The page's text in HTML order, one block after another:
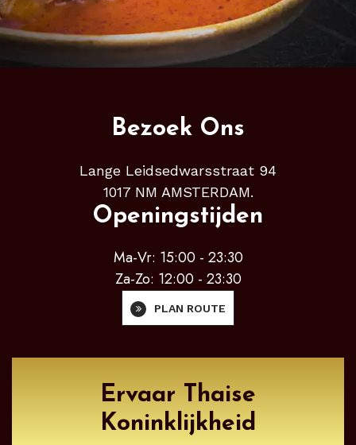
Bezoek Ons
Lange Leidsedwarsstraat 94
1017 NM AMSTERDAM.
Openingstijden
Ma-Vr: 15:00 - 23:30
Za-Zo: 12:00 - 23:30
PLAN ROUTE
Ervaar Thaise
Koninklijkheid